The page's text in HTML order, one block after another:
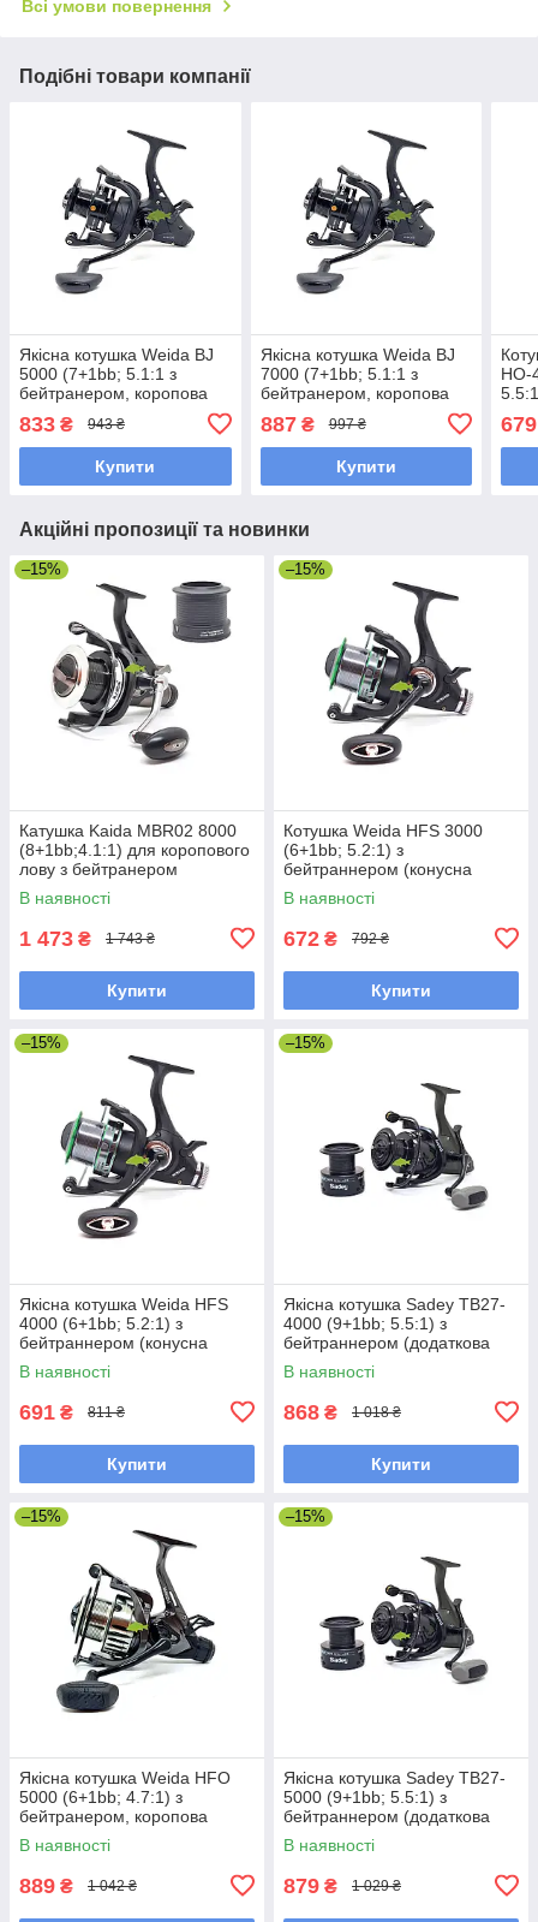
Всі умови повернення
Подібні товари компанії
Якісна котушка Weida BJ
5000 (7+1bb; 5.1:1 з
бейтранером, коропова
котушка (конусна шпуля)
833 ₴ 943 ₴
Купити
Якісна котушка Weida BJ
7000 (7+1bb; 5.1:1 з
бейтранером, коропова
котушка (конусна шпуля)
887₴ 997 ₴
Купити
HO-
679
Акційні пропозиції та новинки
–15%
Катушка Kaida MBR02 8000
(8+1bb;4.1:1) для коропового
лову з бейтранером
(додаткова шпуля)
В наявності
1 473 ₴ 1 743 ₴
Купити
–15%
Котушка Weida HFS 3000
(6+1bb; 5.2:1) з
бейтраннером (конусна
шпуля)
В наявності
672 ₴ 792 ₴
Купити
–15%
Якісна котушка Weida HFS
4000 (6+1bb; 5.2:1) з
бейтраннером (конусна
шпуля)
В наявності
691 ₴ 811 ₴
Купити
–15%
Якісна котушка Sadey TB27-
4000 (9+1bb; 5.5:1) з
бейтраннером (додаткова
шпуля)
В наявності
868 ₴ 1 018 ₴
Купити
–15%
Якісна котушка Weida HFO
5000 (6+1bb; 4.7:1) з
бейтранером, коропова
котушка
В наявності
889 ₴ 1 042 ₴
–15%
Якісна котушка Sadey TB27-
5000 (9+1bb; 5.5:1) з
бейтраннером (додаткова
шпуля)
В наявності
879 ₴ 1 029 ₴